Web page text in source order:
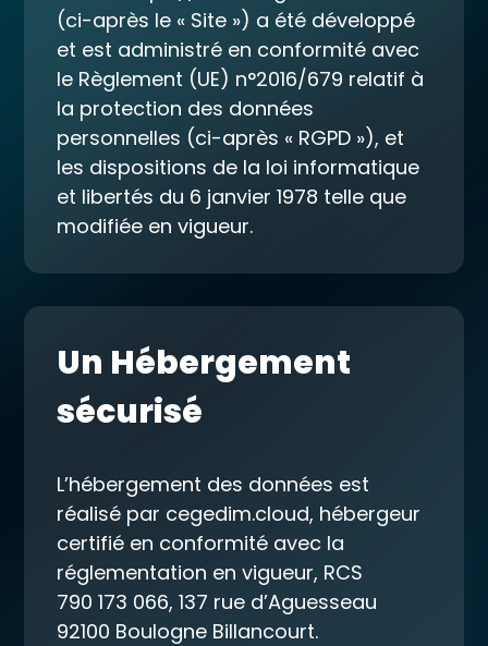
(ci-après le « Site ») a été développé
et est administré en conformité avec
le Règlement (UE) n°2016/679 relatif à
la protection des données
personnelles (ci-après « RGPD »), et
les dispositions de la loi informatique
et libertés du 6 janvier 1978 telle que
modifiée en vigueur.
Un Hébergement
sécurisé
L’hébergement des données est
réalisé par cegedim.cloud, hébergeur
certifié en conformité avec la
réglementation en vigueur, RCS
790 173 066, 137 rue d’Aguesseau
92100 Boulogne Billancourt.